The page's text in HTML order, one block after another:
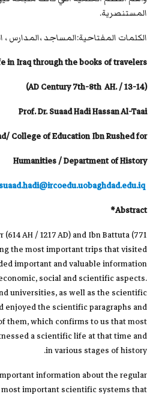
المستنصرية.
الكلمات المفتاحية:المساجد ،المدارس ،
in Iraq through the books of travelers
(
AD Century 7th-8th AH. / 13-14
)
Prof. Dr. Suaad Hadi Hassan Al-Taai
College of Education Ibn Rushed for
Humanities / Department of History
suaad.hadi@ircoedu.uobaghdad.edu.iq
Abstract
*
AH / 1217 AD) and Ibn Battuta (771
the most important trips that visited
important and valuable information
social and scientific aspects.
universities, as well as the scientific
enjoyed the scientific paragraphs and
them, which confirms to us that most
a scientific life at that time and
in various stages of history.
information about the regular
most important scientific systems that